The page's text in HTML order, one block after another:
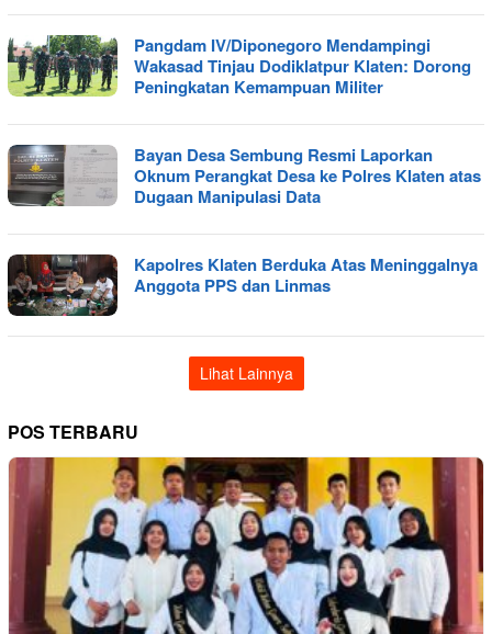
Pangdam IV/Diponegoro Mendampingi
Wakasad Tinjau Dodiklatpur Klaten: Dorong
Peningkatan Kemampuan Militer
Bayan Desa Sembung Resmi Laporkan
Oknum Perangkat Desa ke Polres Klaten atas
Dugaan Manipulasi Data
Kapolres Klaten Berduka Atas Meninggalnya
Anggota PPS dan Linmas
Lihat Lainnya
POS TERBARU